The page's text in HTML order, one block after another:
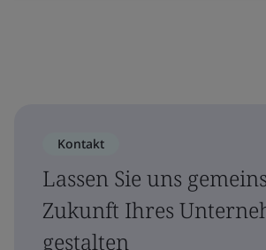
Kontakt
Lassen Sie uns
Zukunft Ihres
gestalten